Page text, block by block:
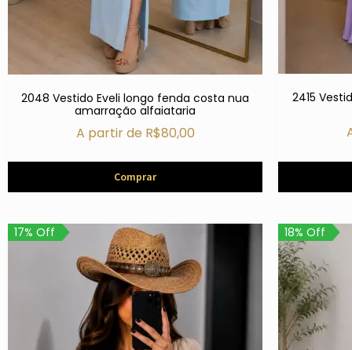
2048 Vestido Eveli longo fenda costa nua
amarração alfaiataria
A partir de R$80,00
Comprar
2415
17% Off 18% Off